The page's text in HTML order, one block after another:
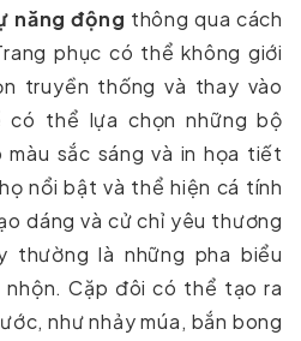
năng động thông qua cách
phục có thể không giới
truyền thống và thay vào
thể lựa chọn những bộ
sắc sáng và in họa tiết
nổi bật và thể hiện cá tính
dáng và cử chỉ yêu thương
thường là những pha biểu
nhộn. Cặp đôi có thể tạo ra
như nhảy múa, bắn bong